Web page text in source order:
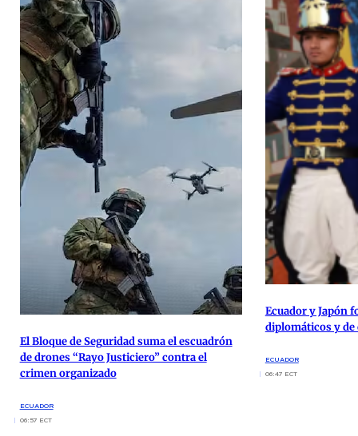
El Bloque de Seguridad suma el escuadrón
de drones “Rayo Justiciero” contra el
crimen organizado
ECUADOR
06:57 ECT
Ecuador y Japón
diplomáticos y de
ECUADOR
06:47 ECT